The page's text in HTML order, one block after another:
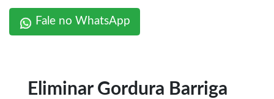
Fale no WhatsApp
Eliminar Gordura Barriga